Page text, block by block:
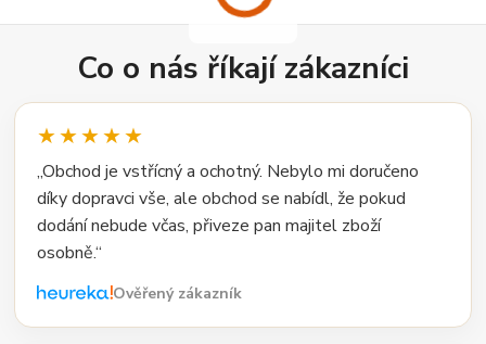
Co o nás říkají zákazníci
★★★★★
„Obchod je vstřícný a ochotný. Nebylo mi doručeno
díky dopravci vše, ale obchod se nabídl, že pokud
dodání nebude včas, přiveze pan majitel zboží
osobně.“
Ověřený zákazník